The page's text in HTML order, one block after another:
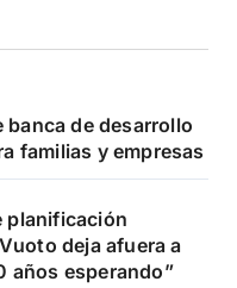
banca de desarrollo
familias y empresas
planificación
deja afuera a
años esperando”